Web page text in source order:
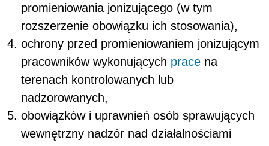
promieniowania jonizującego (w tym
rozszerzenie obowiązku ich stosowania),
ochrony przed promieniowaniem jonizującym
pracowników wykonujących prace na
terenach kontrolowanych lub
nadzorowanych,
obowiązków i uprawnień osób sprawujących
wewnętrzny nadzór nad działalnościami